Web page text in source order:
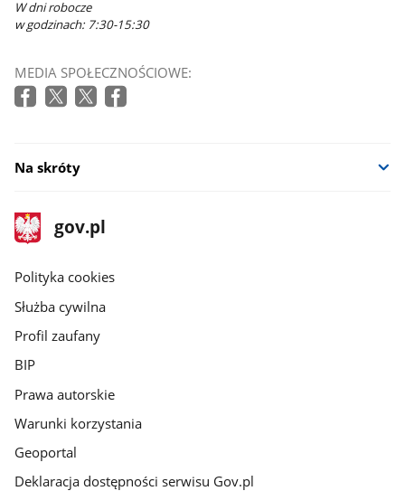
W dni robocze
w godzinach: 7:30-15:30
MEDIA SPOŁECZNOŚCIOWE:
Na skróty
stopka
gov.pl
Strona
gov.pl
gov.pl
Polityka cookies
Służba cywilna
Profil zaufany
BIP
Prawa autorskie
Warunki korzystania
Geoportal
Deklaracja dostępności serwisu Gov.pl